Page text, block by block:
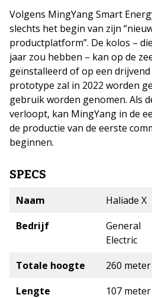
Volgens MingYang Smart
slechts het begin van zijn
productplatform”. De kolos –
jaar zou hebben – kan op de
geïnstalleerd of op een
prototype zal in 2022 worden
gebruik worden genomen. Als
verloopt, kan MingYang in de
de productie van de eerste
beginnen.
SPECS
Naam Haliade X
Bedrijf
General
Electric
Totale hoogte
260 meter
Lengte
107 meter